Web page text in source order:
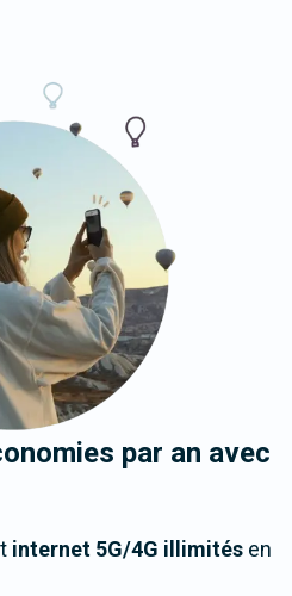
par an avec
internet 5G/4G illimités en